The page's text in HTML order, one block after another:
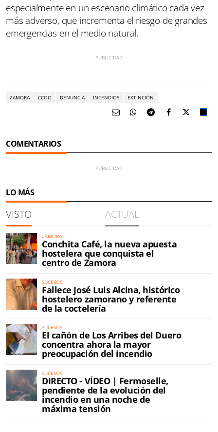
especialmente en un escenario climático cada vez
más adverso, que incrementa el riesgo de grandes
emergencias en el medio natural.
ZAMORA CCOO DENUNCIA INCENDIOS EXTINCIÓN
COMENTARIOS
LO MÁS
VISTO ACTUAL
ZAMORA
Conchita Café, la nueva apuesta
hostelera que conquista el
centro de Zamora
SUCESOS
Fallece José Luis Alcina, histórico
hostelero zamorano y referente
de la coctelería
SUCESOS
El cañón de Los Arribes del Duero
concentra ahora la mayor
preocupación del incendio
SUCESOS
DIRECTO - VÍDEO | Fermoselle,
pendiente de la evolución del
incendio en una noche de
máxima tensión